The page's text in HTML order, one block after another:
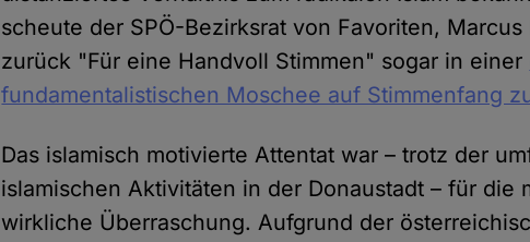
scheute der SPÖ-Bezirksrat von Favoriten,
zurück "Für eine Handvoll Stimmen" sogar in einer
fundamentalistischen Moschee auf Stimmenfang
Das islamisch motivierte Attentat war – trotz der
islamischen Aktivitäten in der Donaustadt – für die
wirkliche Überraschung. Aufgrund der